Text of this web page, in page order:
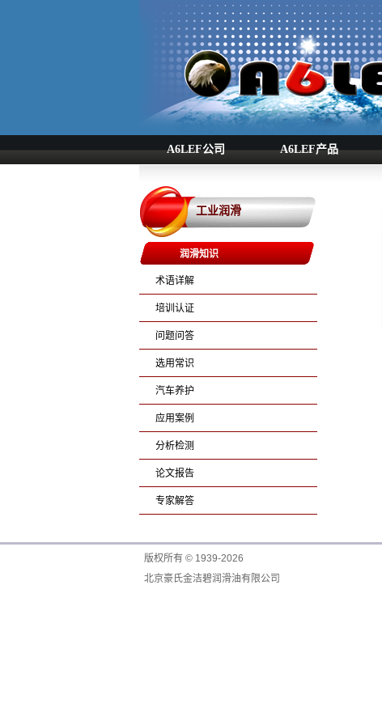
A6LEF公司 A6LEF产品
工业润滑
润滑知识
术语详解
培训认证
问题问答
选用常识
汽车养护
应用案例
分析检测
论文报告
专家解答
版权所有 © 1939-2026
北京豪氏金洁碧润滑油有限公司